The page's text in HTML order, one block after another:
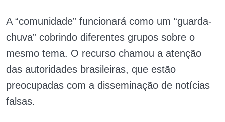
A “comunidade” funcionará como um “guarda-
chuva” cobrindo diferentes grupos sobre o
mesmo tema. O recurso chamou a atenção
das autoridades brasileiras, que estão
preocupadas com a disseminação de notícias
falsas.